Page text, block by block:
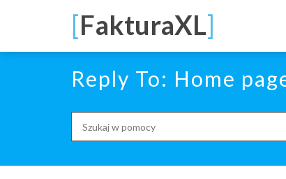
main
[FakturaXL]
Reply To: Home
Search
for: